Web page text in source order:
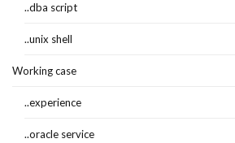
..dba script
..unix shell
Working case
..experience
..oracle service